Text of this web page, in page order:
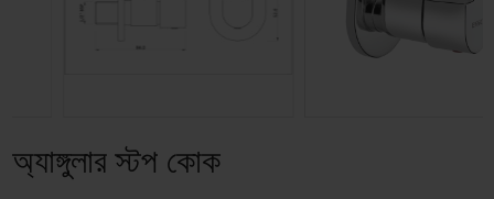
অ্যাঙ্গুলার স্টপ কোক